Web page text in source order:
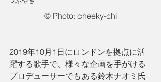
©️ Photo: cheeky-chi
2019年10月1日にロンドンを拠点に活
躍する歌手で、様々な企画を手がける
プロデューサーでもある鈴木ナオミ氏